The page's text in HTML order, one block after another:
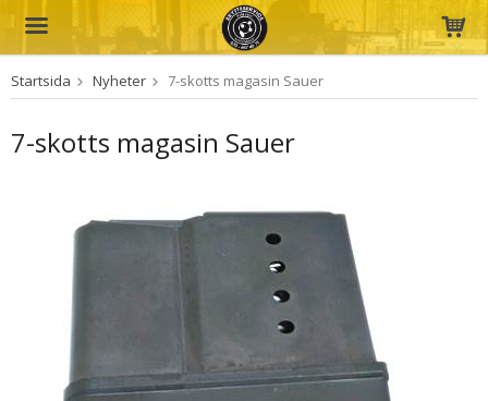
Produkten har blivit tillagd i varukorgen
Startsida Nyheter 7-skotts magasin Sauer
7-skotts magasin Sauer